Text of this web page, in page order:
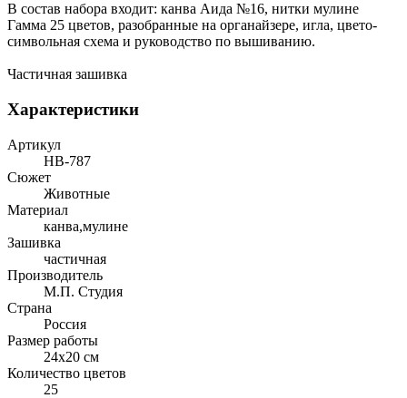
В состав набора входит: канва Аида №16, нитки мулине
Гамма 25 цветов, разобранные на органайзере, игла, цвето-
символьная схема и руководство по вышиванию.
Частичная зашивка
Характеристики
Артикул
НВ-787
Сюжет
Животные
Материал
канва,мулине
Зашивка
частичная
Производитель
М.П. Студия
Страна
Россия
Размер работы
24x20 см
Количество цветов
25